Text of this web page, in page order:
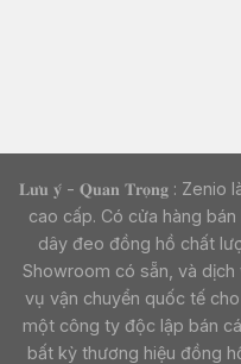
𝐋𝐮̛𝐮 𝐲́ - 𝐐𝐮𝐚𝐧 𝐓𝐫𝐨̣𝐧𝐠 : Zenio
cao cấp. Có cửa hàng
dây đeo đồng hồ chất
Showroom có sẵn, và
vụ vận chuyển quốc tế
một công ty độc lập bán
bất kỳ thương hiệu đồng